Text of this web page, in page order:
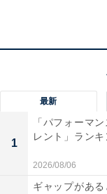
1位：水戸市／
最新
1
「パフォーマ
レント」ラン
2026/08/06
ギャップがあ